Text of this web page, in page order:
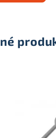
hvězdiček.